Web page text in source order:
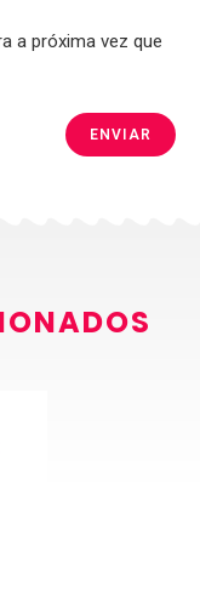
a próxima vez que